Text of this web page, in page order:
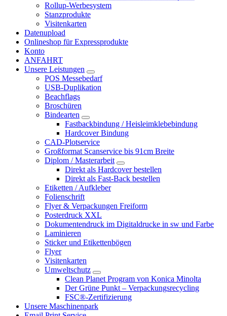
Rollup-Werbesystem
Stanzprodukte
Visitenkarten
Datenupload
Onlineshop für Expressprodukte
Konto
ANFAHRT
Unsere Leistungen
POS Messebedarf
USB-Duplikation
Beachflags
Broschüren
Bindearten
Fastbackbindung / Heisleimklebebindung
Hardcover Bindung
CAD-Plotservice
Großformat Scanservice bis 91cm Breite
Diplom / Masterarbeit
Direkt als Hardcover bestellen
Direkt als Fast-Back bestellen
Etiketten / Aufkleber
Folienschrift
Flyer & Verpackungen Freiform
Posterdruck XXL
Dokumentendruck im Digitaldrucke in sw und Farbe
Laminieren
Sticker und Etikettenbögen
Flyer
Visitenkarten
Umweltschutz
Clean Planet Program von Konica Minolta
Der Grüne Punkt – Verpackungsrecycling
FSC®-Zertifizierung
Unsere Maschinenpark